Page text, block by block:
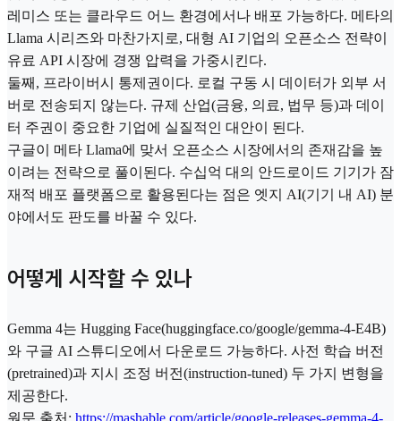
레미스 또는 클라우드 어느 환경에서나 배포 가능하다. 메타의
Llama 시리즈와 마찬가지로, 대형 AI 기업의 오픈소스 전략이
유료 API 시장에 경쟁 압력을 가중시킨다.
둘째, 프라이버시 통제권이다. 로컬 구동 시 데이터가 외부 서
버로 전송되지 않는다. 규제 산업(금융, 의료, 법무 등)과 데이
터 주권이 중요한 기업에 실질적인 대안이 된다.
구글이 메타 Llama에 맞서 오픈소스 시장에서의 존재감을 높
이려는 전략으로 풀이된다. 수십억 대의 안드로이드 기기가 잠
재적 배포 플랫폼으로 활용된다는 점은 엣지 AI(기기 내 AI) 분
야에서도 판도를 바꿀 수 있다.
어떻게 시작할 수 있나
Gemma 4는 Hugging Face(huggingface.co/google/gemma-4-E4B)
와 구글 AI 스튜디오에서 다운로드 가능하다. 사전 학습 버전
(pretrained)과 지시 조정 버전(instruction-tuned) 두 가지 변형을
제공한다.
원문 출처: https://mashable.com/article/google-releases-gemma-4-